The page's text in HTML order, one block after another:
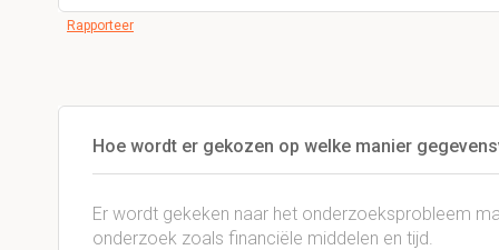
Rapporteer
Hoe wordt er gekozen op welke manier
Er wordt gekeken naar het onderzoeksprobleem
onderzoek zoals financiële middelen en tijd.